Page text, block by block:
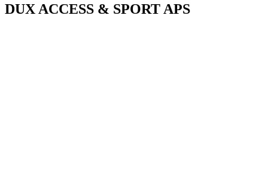
DUX ACCESS & SPORT APS